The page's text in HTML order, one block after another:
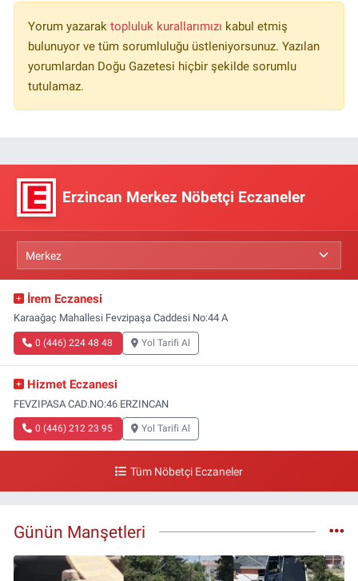
Yorum yazarak topluluk kurallarımızı kabul etmiş
bulunuyor ve tüm sorumluluğu üstleniyorsunuz. Yazılan
yorumlardan Doğu Gazetesi hiçbir şekilde sorumlu
tutulamaz.
Erzincan Merkez Nöbetçi Eczaneler
İrem Eczanesi
Karaağaç Mahallesi Fevzipaşa Caddesi No:44 A
0 (446) 224 48 48 Yol Tarifi Al
Hizmet Eczanesi
FEVZIPASA CAD.NO:46 ERZINCAN
0 (446) 212 23 95 Yol Tarifi Al
Tüm Nöbetçi Eczaneler
Günün Manşetleri